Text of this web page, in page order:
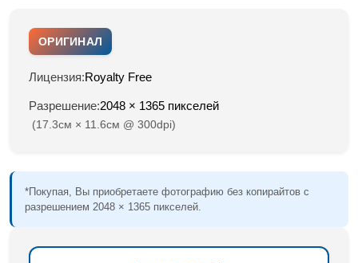
ОРИГИНАЛ
Лицензия:Royalty Free
Разрешение:2048 × 1365 пикселей
(17.3см × 11.6см @ 300dpi)
*Покупая, Вы приобретаете фотографию без копирайтов с
разрешением 2048 × 1365 пикселей.